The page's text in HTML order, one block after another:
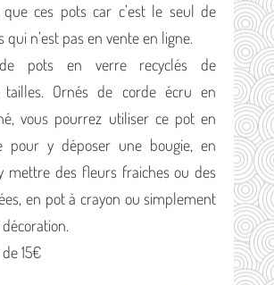
ces pots car c’est le seul de
qui n’est pas en vente en ligne.
pots en verre recyclés de
tailles. Ornés de corde écru en
vous pourrez utiliser ce pot en
pour y déposer une bougie, en
mettre des fleurs fraiches ou des
en pot à crayon ou simplement
15€